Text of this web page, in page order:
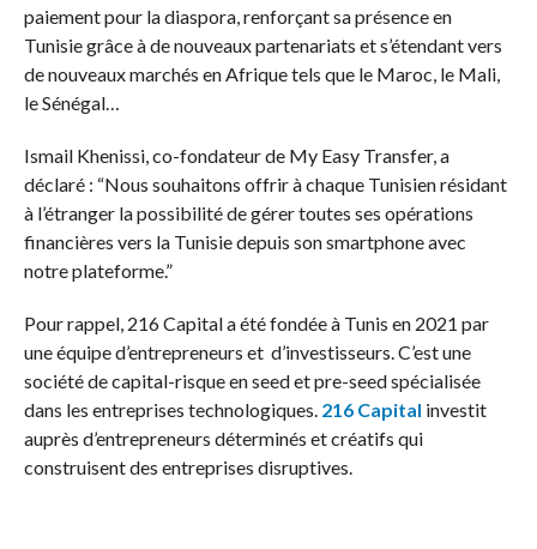
paiement pour la diaspora, renforçant sa présence en
Tunisie grâce à de nouveaux partenariats et s’étendant vers
de nouveaux marchés en Afrique tels que le Maroc, le Mali,
le Sénégal…
Ismail Khenissi, co-fondateur de My Easy Transfer, a
déclaré : “Nous souhaitons offrir à chaque Tunisien résidant
à l’étranger la possibilité de gérer toutes ses opérations
financières vers la Tunisie depuis son smartphone avec
notre plateforme.”
Pour rappel, 216 Capital a été fondée à Tunis en 2021 par
une équipe d’entrepreneurs et d’investisseurs. C’est une
société de capital-risque en seed et pre-seed spécialisée
dans les entreprises technologiques. 216 Capital investit
auprès d’entrepreneurs déterminés et créatifs qui
construisent des entreprises disruptives.